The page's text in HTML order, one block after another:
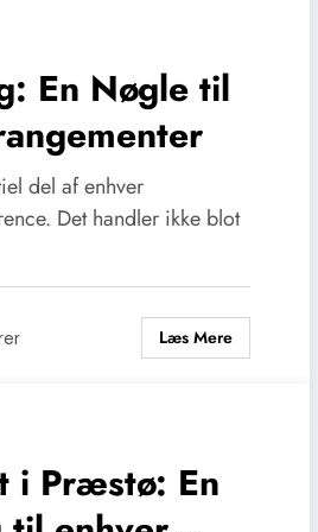
En Nøgle til
del af enhver
Det handler ikke blot
Læs Mere
i Præstø: En